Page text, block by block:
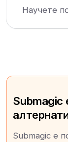
Научете
Submagic
Submagic е